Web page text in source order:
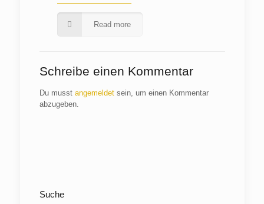
Read more
Schreibe einen Kommentar
Du musst angemeldetsein, um einen Kommentar
abzugeben.
Suche